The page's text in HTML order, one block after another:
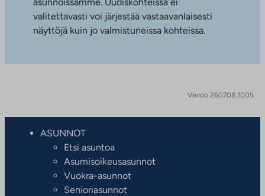
valitettavasti voi järjestää vastaavanlaisesti
näyttöjä kuin jo valmistuneissa kohteissa.
Versio 260708.1005
ASUNNOT
Etsi asuntoa
Asumisoikeusasunnot
Vuokra-asunnot
Senioriasunnot